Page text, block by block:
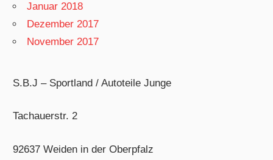
Januar 2018
Dezember 2017
November 2017
S.B.J – Sportland / Autoteile Junge
Tachauerstr. 2
92637 Weiden in der Oberpfalz